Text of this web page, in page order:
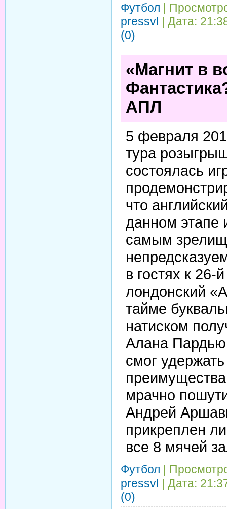
Футбол |
pressvl | Дата:
(0)
«Магнит в
АПЛ
5 февраля
тура
состоялась
что
данном этапе
самым
в гостях к 26-
лондонский
тайме
натиском
Алана
смог удержать
мрачно
Андрей
прикреплен
все 8 мячей
Футбол |
pressvl | Дата:
(0)